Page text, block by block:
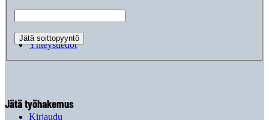
Yhteystiedot
Kirjaudu
Jätä työhakemus